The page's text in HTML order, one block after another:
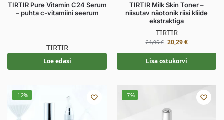
TIRTIR Pure Vitamin C24 Serum
– puhta c-vitamiini seerum
TIRTIR
Loe edasi
TIRTIR Milk Skin Toner –
niisutav näotonik riisi kliide
ekstraktiga
TIRTIR
24,95€ 20,29€
Lisa ostukorvi
-12% -7%